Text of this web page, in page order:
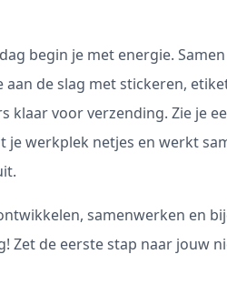
begin je met energie.
aan de slag met stickeren,
klaar voor verzending. Zie je
je werkplek netjes en werkt
samenwerken en
Zet de eerste stap naar jouw